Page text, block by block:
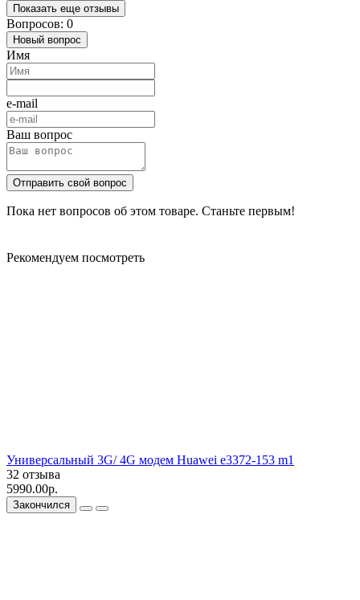
Показать еще отзывы
Вопросов: 0
Новый вопрос
Имя
e-mail
Ваш вопрос
Отправить свой вопрос
Пока нет вопросов об этом товаре. Станьте первым!
Рекомендуем посмотреть
Универсальный 3G/ 4G модем Huawei e3372-153 m1
32 отзыва
5990.00р.
Закончился